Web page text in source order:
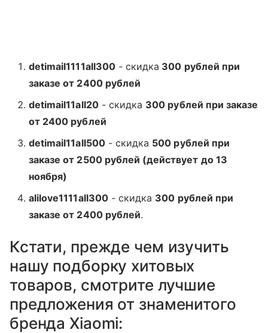
detimail1111all300- скидка 300 рублей при
заказе от 2400 рублей
detimail11all20​​ - скидка​ 300​ рублей​ при​ заказе​
от​ 2400​ рублей​
detimail11all500​ -​ скидка​ 500​ рублей​ при​
заказе​ от​ 2500​ рублей​ (действует до 13
ноября)
alilove1111all300- скидка 300 рублей при
заказе от 2400 рублей.
Кстати, прежде чем изучить
нашу подборку хитовых
товаров, смотрите лучшие
предложения от знаменитого
бренда Xiaomi: